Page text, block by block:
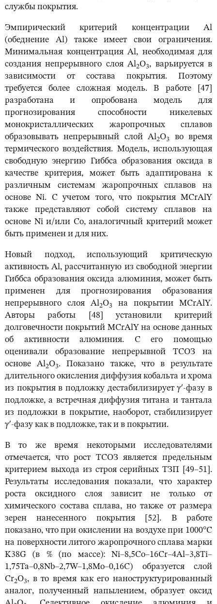
службы покрытия.
Эмпирический критерий концентрации Al
(обеднение Al) также имеет свои ограничения.
Минимальная концентрация Al, необходимая для
создания непрерывного слоя Al2O3, варьируется в
зависимости от состава покрытия. Поэтому
требуется более сложная модель. В работе [47]
разработана и опробована модель для
прогнозирования способности никелевых
монокристаллических жаропрочных сплавов
образовывать непрерывный слой Al2O3
во время
термического воздействия. Модель, использующая
свободную энергию Гиббса образования оксида в
качестве критерия, может быть адаптирована к
различным системам жаропрочных сплавов на
основе Ni. С учетом того, что покрытия MCrAlY
также представляют собой систему сплавов на
основе Ni и/или Co, аналогичный критерий может
быть применен и для них.
Новый подход, использующий критическую
активность Al, рассчитанную из свободной энергии
Гиббса образования оксида алюминия, может быть
применен для прогнозирования образования
непрерывного слоя Al2O3
на покрытии MCrAlY.
Авторы работы [48] установили критерий
долговечности покрытий MCrAlY на основе данных
об активности алюминия. С его помощью
оценивали образование непрерывной ТСОЗ на
основе Al2O3. Показано также, что в результате
длительного окисления диффузия кобальта и хрома
из покрытия в подложку дестабилизирует γʹ-фазу в
подложке, а встречная диффузия титана и тантала
из подложки в покрытие, наоборот, стабилизирует
γʹ-фазу как в подложке, так и в покрытии.
В то же время некоторыми исследователями
отмечается, что рост ТСОЗ является предельным
критерием выхода из строя серийных ТЗП [49–51].
Результаты исследования показали, что характер
роста оксидного слоя зависит не только от
химического состава сплава, но также от размера
зерен нанесенного покрытия [52]. В работе
показано, что при окислении на воздухе при 1000°C
на поверхности литого жаропрочного сплава марки
K38G (в % (по массе): Ni–8,5Co–16Cr–4Al–3,8Ti–
1,75Ta–0,8Nb–2,7W–1,8Mo–0,16C) образуется слой
Cr2O3, в то время как его наноструктурированный
аналог, полученный напылением, образует оксид